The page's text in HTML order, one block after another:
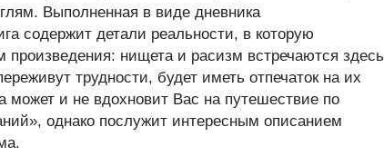
Выполненная в виде дневника
содержит детали реальности, в которую
произведения: нищета и расизм встречаются здесь
трудности, будет иметь отпечаток на их
и не вдохновит Вас на путешествие по
однако послужит интересным описанием